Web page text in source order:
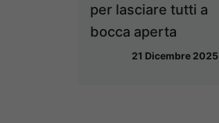
per lasciare tutti a
bocca aperta
21 Dicembre 2025